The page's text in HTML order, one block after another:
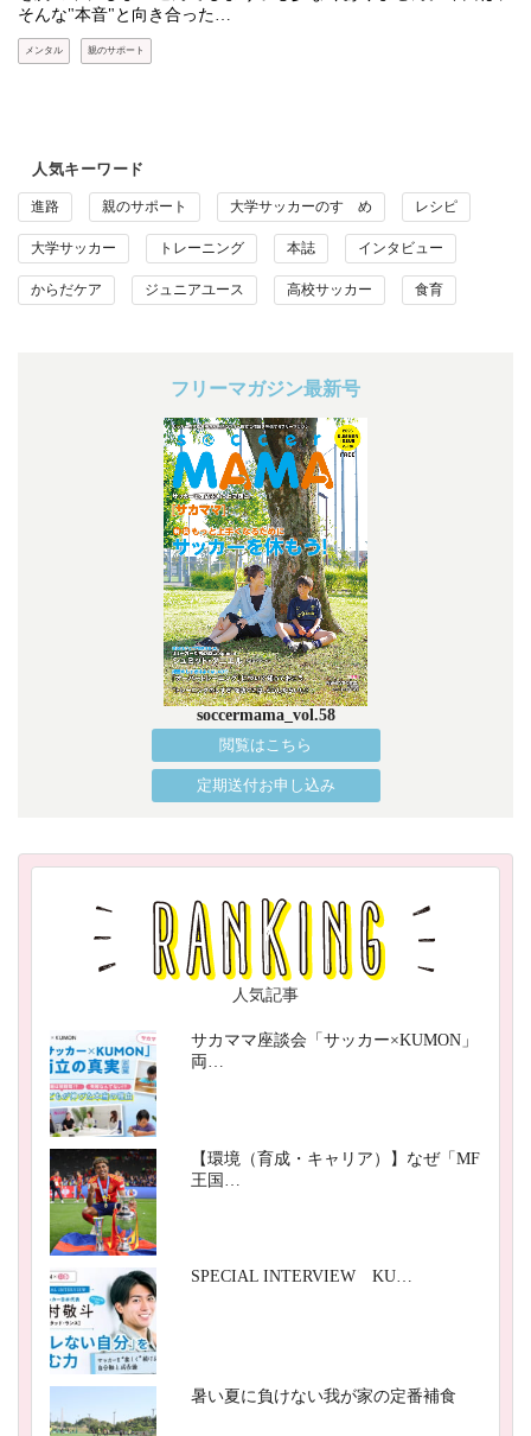
そんな"本音"と向き合った…
メンタル 親のサポート
人気キーワード
進路 親のサポート 大学サッカーのすゝめ レシピ
大学サッカー トレーニング 本誌 インタビュー
からだケア ジュニアユース 高校サッカー 食育
フリーマガジン最新号
soccermama_vol.58
閲覧はこちら
定期送付お申し込み
人気記事
サカママ座談会「サッカー×KUMON」
両…
【環境（育成・キャリア）】なぜ「MF
王国…
SPECIAL INTERVIEW KU…
暑い夏に負けない我が家の定番補食